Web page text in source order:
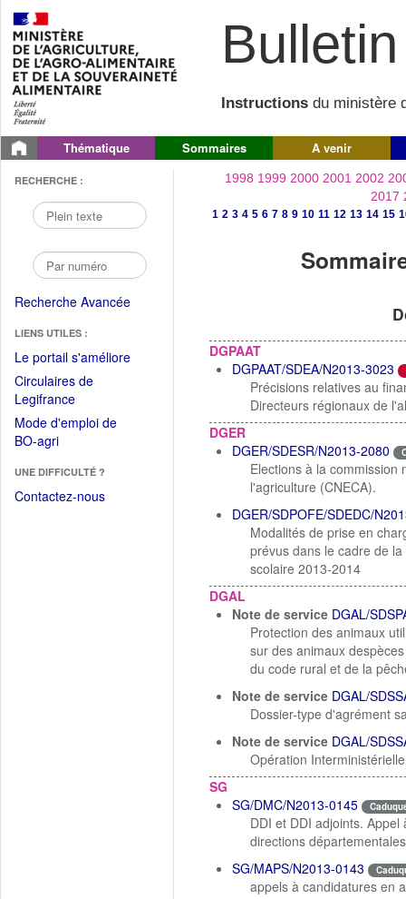
Instructions du ministère
Thématique Sommaires A venir
RECHERCHE :
Recherche Avancée
LIENS UTILES :
Le portail s'améliore(Fichier
Circulaires de
Legifrance(Ouvrir
dans
une
fenêtre)
Mode d'emploi de
BO-agri(Ouvrir
une
nouvelle
UNE DIFFICULTÉ ?
Contactez-nous
1998 1999 2000 2001 2002
2017
1 2 3 4 5 6 7 8 9 10 11 12 13 14 15
DGPAAT
DGPAAT/SDEA/N2013-3023
Précisions relatives au
Directeurs régionaux de
DGER
DGER/SDESR/N2013-2080
Elections à la
l'agriculture (CNECA).
DGER/SDPOFE/SDEDC/
Modalités de prise en
prévus dans le cadre de
scolaire 2013-2014
DGAL
Note de service DGAL/
Protection des animaux
sur des animaux
du code rural et de la
Note de service DGAL/
Dossier-type d'agrément
Note de service DGAL/
Opération
SG
SG/DMC/N2013-0145
DDI et DDI adjoints.
directions
SG/MAPS/N2013-0143
appels à candidatures en